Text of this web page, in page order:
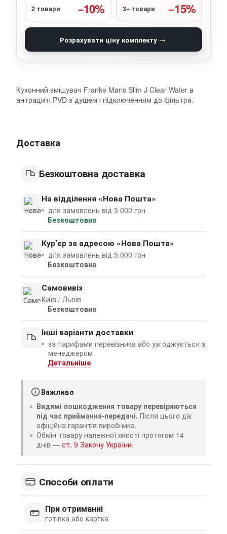
2 товари −10% 3+ товари −15%
Розрахувати ціну комплекту →
Кухонний змішувач Franke Maris Slim J Clear Water в
антрациті PVD з душем і підключенням до фільтра.
Доставка
Безкоштовна доставка
На відділення «Нова Пошта»
для замовлень від 3 000 грн
Безкоштовно
Кур’єр за адресою «Нова Пошта»
для замовлень від 5 000 грн
Безкоштовно
Самовивіз
Київ / Львів
Безкоштовно
Інші варіанти доставки
за тарифами перевізника або узгоджується з
менеджером
Детальніше
Важливо
Видимі пошкодження товару перевіряються
під час приймання-передачі. Після цього діє
офіційна гарантія виробника.
Обмін товару належної якості протягом 14
днів — ст. 9 Закону України.
Способи оплати
При отриманні
готівка або картка